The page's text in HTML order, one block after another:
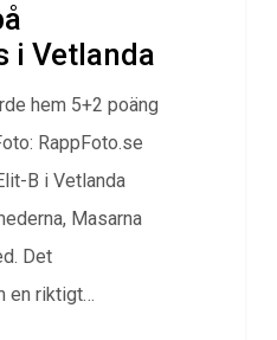
i Vetlanda
hem 5+2 poäng
RappFoto.se
B i Vetlanda
Masarna
Det
en riktigt…